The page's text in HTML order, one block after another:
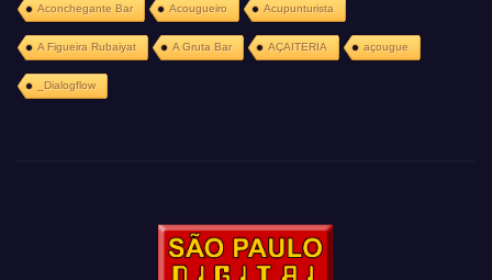
Aconchegante Bar Acougueiro Acupunturista
A Figueira Rubaiyat A Gruta Bar AÇAITERIA açougue
_Dialogflow